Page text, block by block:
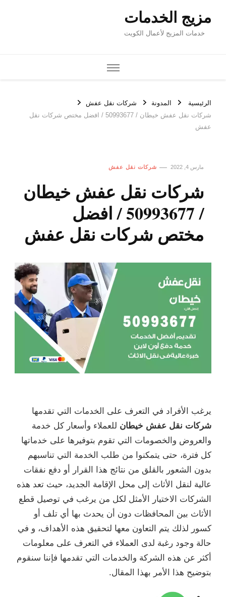
مزيج الخدمات
خدمات المزيج لأعمال الكويت
الرئيسية المدونة
شركات نقل عفش
شركات نقل عفش خيطان / 50993677 / افضل مختص شركات نقل
عفش
مارس 4, 2022 شركات نقل عفش
شركات نقل عفش خيطان
/ 50993677 / افضل
مختص شركات نقل عفش
يرغب الأفراد في التعرف على الخدمات التي تقدمها
شركات نقل عفش خيطان للعملاء وأسعار كل خدمة
والعروض والخصومات التي تقوم بتوفيرها على خدماتها
كل فترة، حتى يتمكنوا من طلب الخدمة التي تناسبهم
بدون الشعور بالقلق من نتائج هذا القرار أو دفع نفقات
عالية لنقل الأثاث إلى محل الإقامة الجديد، حيث تعد هذه
الشركات الاختيار الأمثل لكل من يرغب في توصيل قطع
الأثاث بين المحافظات دون أن يحدث بها أي تلف أو
كسور لذلك يتم التعاون معها لتحقيق هذه الأهداف، و في
حالة وجود رغبة لدى العملاء في التعرف على معلومات
أكثر عن هذه الشركة والخدمات التي تقدمها فإننا سنقوم
بتوضيح هذا الأمر بهذا المقال.